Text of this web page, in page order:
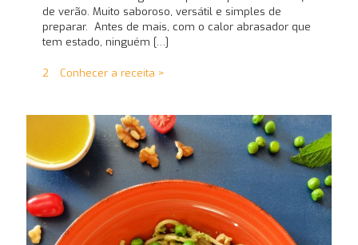
de verão. Muito saboroso, versátil e simples de
preparar. Antes de mais, com o calor abrasador que
tem estado, ninguém […]
2 Conhecer a receita >